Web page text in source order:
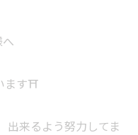
ます⛩
来るよう努力してま